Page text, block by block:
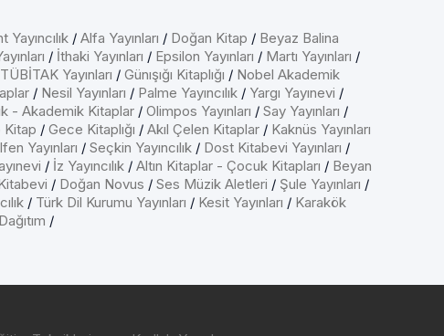
/ Alfa Yayınları / Doğan Kitap / Beyaz Balina
/ İthaki Yayınları / Epsilon Yayınları / Martı Yayınları /
TÜBİTAK Yayınları / Günışığı Kitaplığı / Nobel Akademik
/ Nesil Yayınları / Palme Yayıncılık / Yargı Yayınevi /
- Akademik Kitaplar / Olimpos Yayınları / Say Yayınları /
Kitap / Gece Kitaplığı / Akıl Çelen Kitaplar / Kaknüs Yayınları
Yayınları / Seçkin Yayıncılık / Dost Kitabevi Yayınları /
/ İz Yayıncılık / Altın Kitaplar - Çocuk Kitapları / Beyan
/ Doğan Novus / Ses Müzik Aletleri / Şule Yayınları /
/ Türk Dil Kurumu Yayınları / Kesit Yayınları / Karakök
/